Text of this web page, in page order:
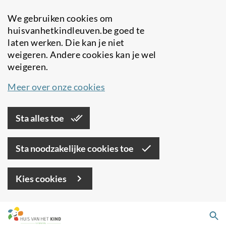
We gebruiken cookies om
huisvanhetkindleuven.be goed te
laten werken. Die kan je niet
weigeren. Andere cookies kan je wel
weigeren.
Meer over onze cookies
Sta alles toe
Sta noodzakelijke cookies toe
Kies cookies
Overslaan
en